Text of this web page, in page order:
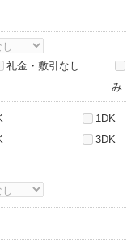
礼金・敷引なし
み
1DK
3DK